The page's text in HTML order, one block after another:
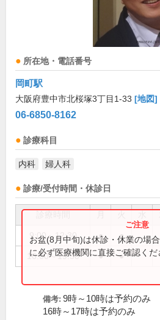
所在地・電話番号
岡町駅
大阪府豊中市北桜塚3丁目1-33 [地図]
06-6850-8162
診療科目
内科 婦人科
診療/受付時間・休診日
9:00～12:30 ● ●
16:00～19:30 ● ●
お盆(8月中旬)は休診・休業の場
に必ず医療機関に直接ご確認くだ
備考: 9時～10時は予約のみ
16時～17時は予約のみ